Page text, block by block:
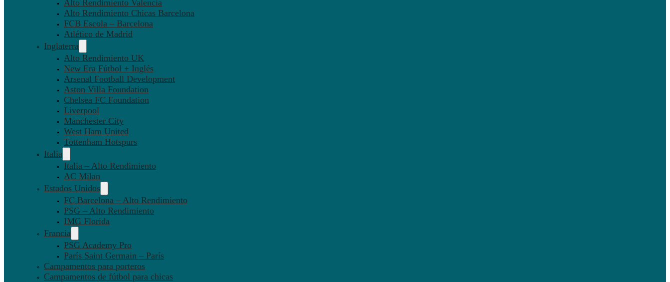
Alto Rendimiento Valencia
Alto Rendimiento Chicas Barcelona
FCB Escola – Barcelona
Atlético de Madrid
Inglaterra
Alto Rendimiento UK
New Era Fútbol + Inglés
Arsenal Football Development
Aston Villa Foundation
Chelsea FC Foundation
Liverpool
Manchester City
West Ham United
Tottenham Hotspurs
Italia
Italia – Alto Rendimiento
AC Milan
Estados Unidos
FC Barcelona – Alto Rendimiento
PSG – Alto Rendimiento
IMG Florida
Francia
PSG Academy Pro
París Saint Germain – París
Campamentos para porteros
Campamentos de fútbol para chicas